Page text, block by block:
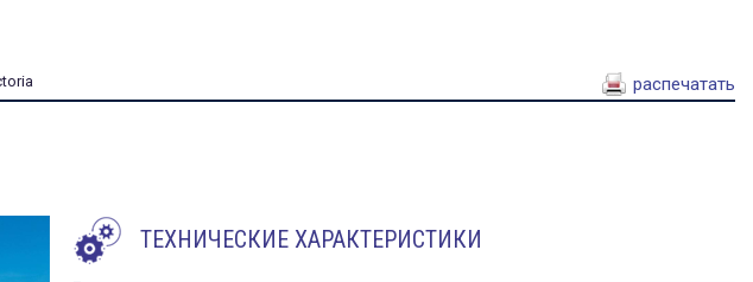
распечатать
ТЕХНИЧЕСКИЕ ХАРАКТЕРИСТИКИ